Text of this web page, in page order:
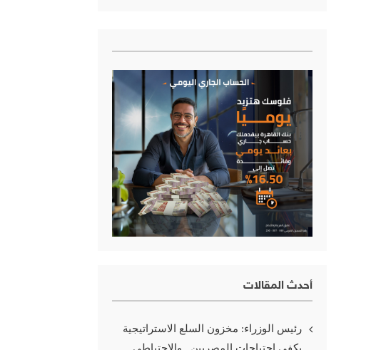
أحدث المقالات
رئيس الوزراء: مخزون السلع الاستراتيجية
يكفي احتياجات المصريين.. والاحتياطي